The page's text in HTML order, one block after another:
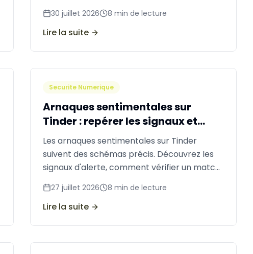
êtes engagé, et comment vous rétablir
après des pertes.
30 juillet 2026 8 min de lecture
Lire la suite
Securite Numerique
Arnaques sentimentales sur
Tinder : repérer les signaux et
réagir
Les arnaques sentimentales sur Tinder
suivent des schémas précis. Découvrez les
signaux d'alerte, comment vérifier un match,
quoi faire si vous avez été escroqué et les
options de récupération.
27 juillet 2026 8 min de lecture
Lire la suite